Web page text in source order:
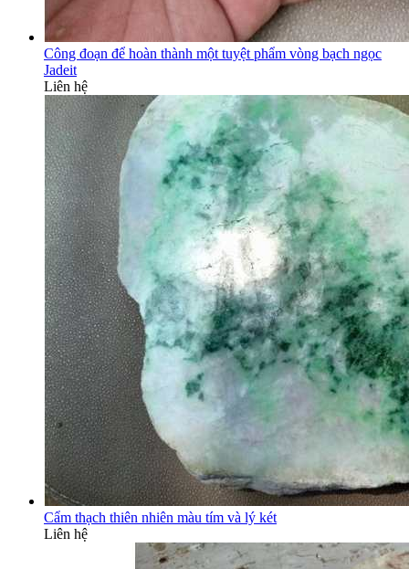
Công đoạn để hoàn thành một tuyệt phẩm vòng bạch ngọc
Jadeit
Liên hệ
Cẩm thạch thiên nhiên màu tím và lý két
Liên hệ